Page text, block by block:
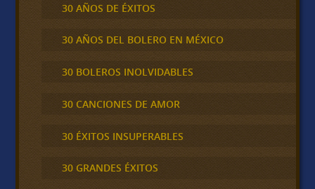
30 AÑOS DE ÉXITOS
30 AÑOS DEL BOLERO EN MÉXICO
30 BOLEROS INOLVIDABLES
30 CANCIONES DE AMOR
30 ÉXITOS INSUPERABLES
30 GRANDES ÉXITOS